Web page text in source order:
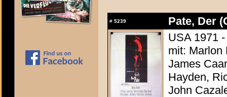
# 5239
Pate, Der
USA 1971
mit: Marlon
James
Hayden,
John